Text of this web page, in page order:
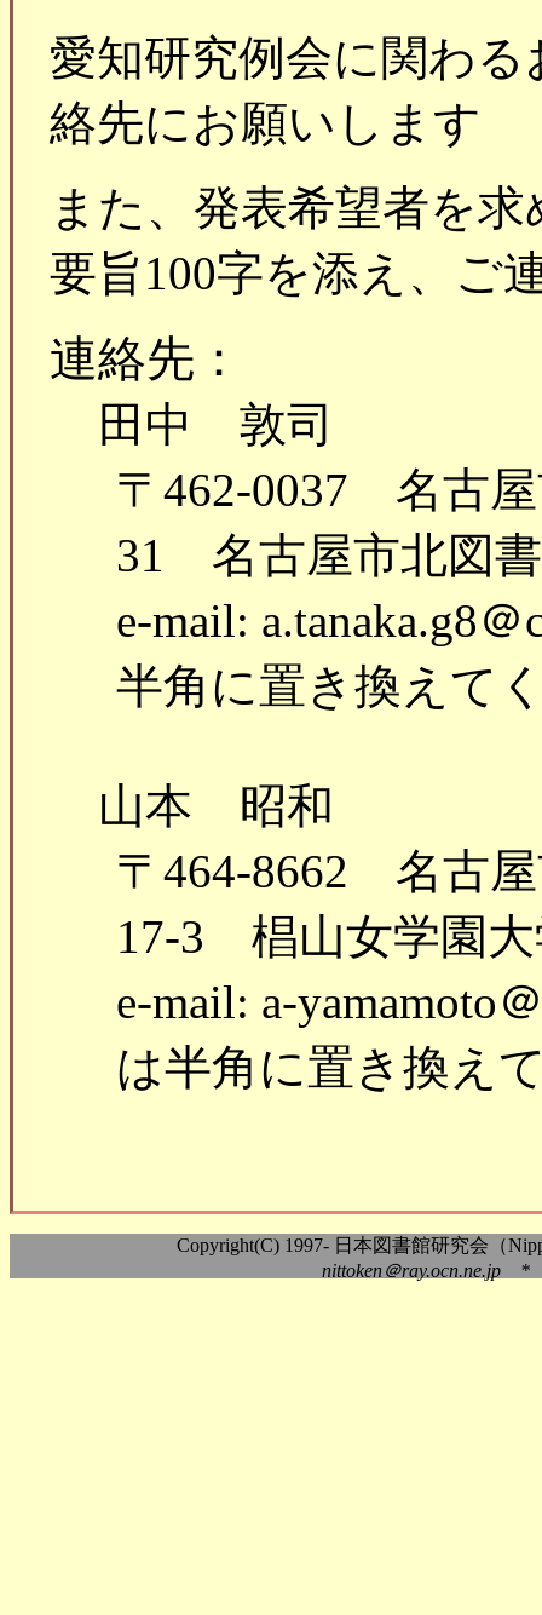
愛知研究例会に関わ
絡先にお願いします
また、発表希望者を
要旨100字を添え、ご
連絡先：
田中 敦司
〒462-0037 名古
31 名古屋市北図
e-mail: a.tanaka.g8
半角に置き換えて
山本 昭和
〒464-8662 名古
17-3 椙山女学園大
e-mail: a-yamamoto
は半角に置き換え
Copyright(C) 1997- 日本図書館研究会（
nittoken＠ray.ocn.ne.jp *